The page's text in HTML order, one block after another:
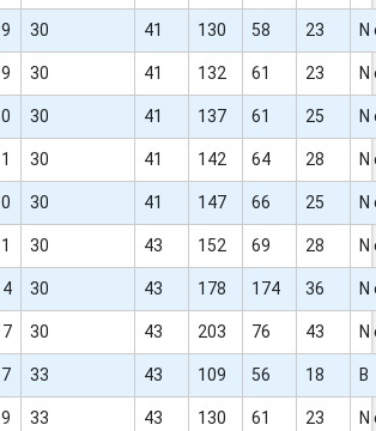
30 41 130 58 23
N
30 41 132 61 23
N
30 41 137 61 25
N
30 41 142 64 28
N
30 41 147 66 25
N
30 43 152 69 28
N
30 43 178 174 36
N
30 43 203 76 43
N
33 43 109 56 18
B
33 43 130 61 23
N